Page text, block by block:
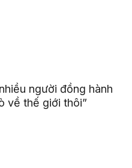
người đồng hành
về thế giới thôi”